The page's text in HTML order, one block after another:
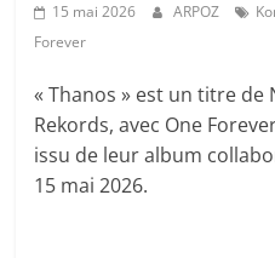
15 mai 2026 ARPOZ
Forever
« Thanos » est un titre de
Rekords, avec One
issu de leur album
15 mai 2026.